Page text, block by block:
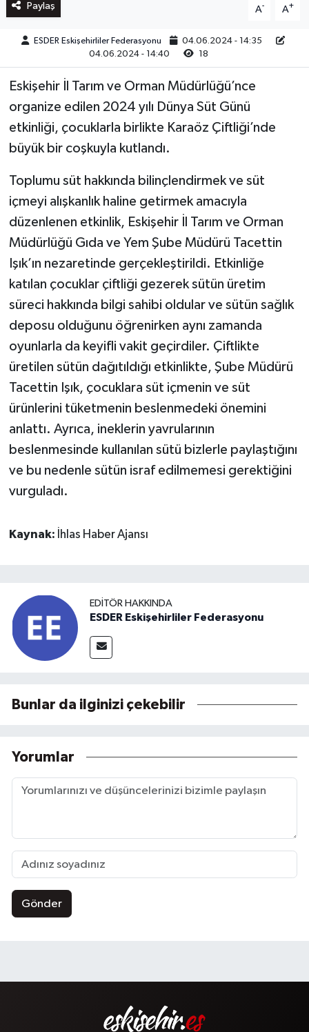
Paylaş A- A+
ESDER Eskişehirliler Federasyonu
04.06.2024 - 14:35
04.06.2024 - 14:40
18
Eskişehir İl Tarım ve Orman Müdürlüğü’nce
organize edilen 2024 yılı Dünya Süt Günü
etkinliği, çocuklarla birlikte Karaöz Çiftliği’nde
büyük bir coşkuyla kutlandı.
Toplumu süt hakkında bilinçlendirmek ve süt
içmeyi alışkanlık haline getirmek amacıyla
düzenlenen etkinlik, Eskişehir İl Tarım ve Orman
Müdürlüğü Gıda ve Yem Şube Müdürü Tacettin
Işık’ın nezaretinde gerçekleştirildi. Etkinliğe
katılan çocuklar çiftliği gezerek sütün üretim
süreci hakkında bilgi sahibi oldular ve sütün sağlık
deposu olduğunu öğrenirken aynı zamanda
oyunlarla da keyifli vakit geçirdiler. Çiftlikte
üretilen sütün dağıtıldığı etkinlikte, Şube Müdürü
Tacettin Işık, çocuklara süt içmenin ve süt
ürünlerini tüketmenin beslenmedeki önemini
anlattı. Ayrıca, ineklerin yavrularının
beslenmesinde kullanılan sütü bizlerle paylaştığını
ve bu nedenle sütün israf edilmemesi gerektiğini
vurguladı.
Kaynak: İhlas Haber Ajansı
EDITÖR HAKKINDA
ESDER Eskişehirliler Federasyonu
Bunlar da ilginizi çekebilir
Yorumlar
Gönder